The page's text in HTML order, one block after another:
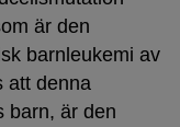
är den
barnleukemi av
att denna
barn, är den